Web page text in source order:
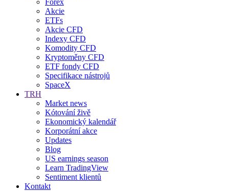
Akcie
ETFs
Akcie CFD
Indexy CFD
Komodity CFD
Kryptoměny CFD
ETF fondy CFD
Specifikace nástrojů
SpaceX
TRH
Market news
Kótování živě
Ekonomický kalendář
Korporátní akce
Updates
Blog
US earnings season
Learn TradingView
Sentiment klientů
Kontakt